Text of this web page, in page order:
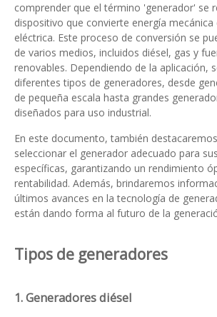
comprender que el término 'generador' se
dispositivo que convierte energía mecánica
eléctrica. Este proceso de conversión se
de varios medios, incluidos diésel, gas y
renovables. Dependiendo de la aplicación,
diferentes tipos de generadores, desde
de pequeña escala hasta grandes
diseñados para uso industrial.
En este documento, también
seleccionar el generador adecuado para
específicas, garantizando un rendimiento
rentabilidad. Además, brindaremos
últimos avances en la tecnología de
están dando forma al futuro de la
Tipos de generadores
1. Generadores diésel